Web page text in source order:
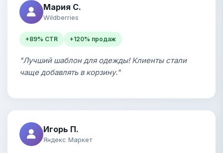
Мария С.
Wildberries
+89% CTR +120% продаж
"Лучший шаблон для одежды! Клиенты стали
чаще добавлять в корзину."
Игорь П.
Яндекс Маркет